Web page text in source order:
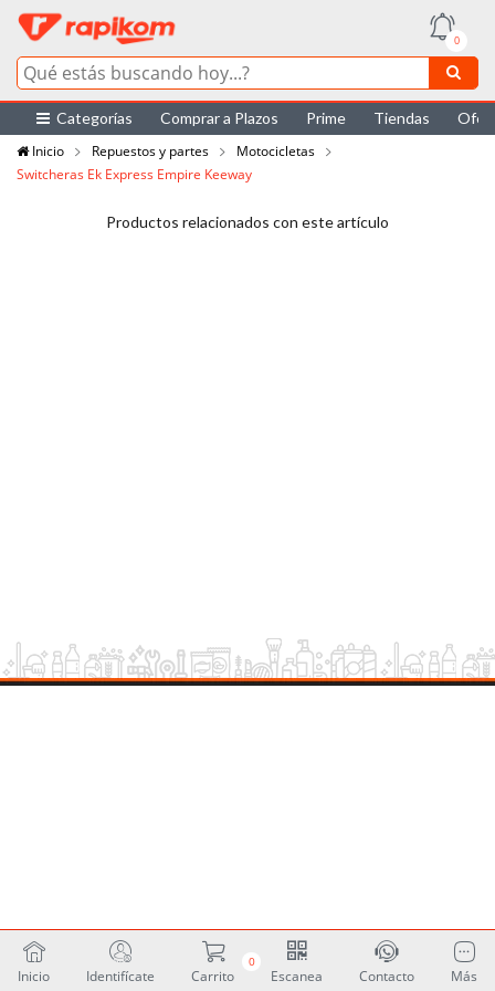
0
Categorías Comprar a Plazos Prime Tiendas
Inicio
Repuestos y partes
Motocicletas
Switcheras Ek Express Empire Keeway
Productos relacionados con este artículo
Inicio Identifícate
0
Carrito Escanea Contacto Más